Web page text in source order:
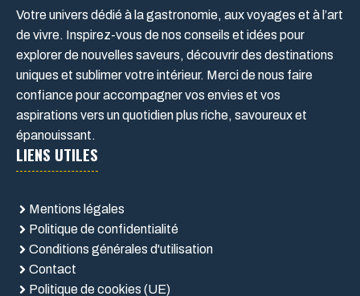
Votre univers dédié à la gastronomie, aux voyages et à l’art
de vivre. Inspirez-vous de nos conseils et idées pour
explorer de nouvelles saveurs, découvrir des destinations
uniques et sublimer votre intérieur. Merci de nous faire
confiance pour accompagner vos envies et vos
aspirations vers un quotidien plus riche, savoureux et
épanouissant.
LIENS UTILES
Mentions légales
Politique de confidentialité
Conditions générales d'utilisation
Contact
Politique de cookies (UE)